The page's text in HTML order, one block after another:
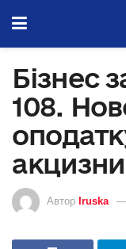
Бізнес
108.
Автор Iruska